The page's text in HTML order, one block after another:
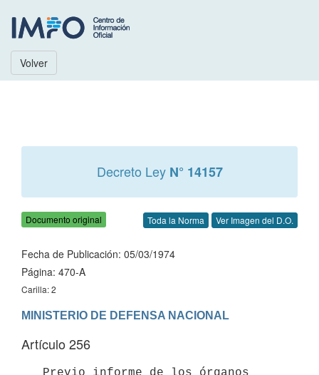
Volver
Decreto Ley N° 14157
Documento original Toda la Norma Ver Imagen del D.O.
Fecha de Publicación: 05/03/1974
Página: 470-A
Carilla: 2
MINISTERIO DE DEFENSA NACIONAL
Artículo 256